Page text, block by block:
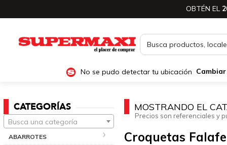
OBTÉN EL
No se pudo detectar tu ubicación Cambiar
CATEGORÍAS
Busca una categoría
ABARROTES
MOSTRANDO EL
Precios son referenciales y
Croquetas